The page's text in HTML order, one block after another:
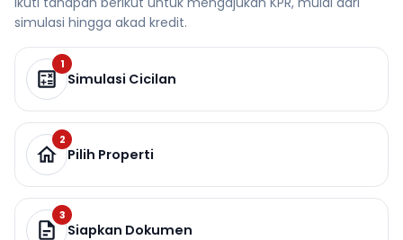
simulasi hingga akad kredit.
1
Simulasi Cicilan
2
Pilih Properti
3
Siapkan Dokumen